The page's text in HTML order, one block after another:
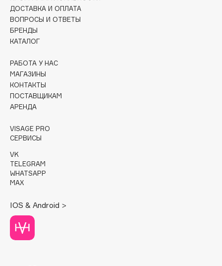
Collagenina
Consly
Corimo
CosRX
Cottolina
Crescina
Cunzite
D
d'Alba
DABO
DARLING*
Darphin
Davines
Deonica
Dessange
ДОСТАВКА И ОПЛАТА
ВОПРОСЫ И ОТВЕТЫ
БРЕНДЫ
КАТАЛОГ
РАБОТА У НАС
МАГАЗИНЫ
КОНТАКТЫ
ПОСТАВЩИКАМ
АРЕНДА
VISAGE PRO
СЕРВИСЫ
VK
TELEGRAM
WHATSAPP
MAX
IOS & Android >